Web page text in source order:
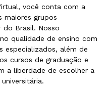
você conta com a
maiores grupos
do Brasil. Nosso
qualidade de ensino com
especializados, além de
cursos de graduação e
a liberdade de escolher a